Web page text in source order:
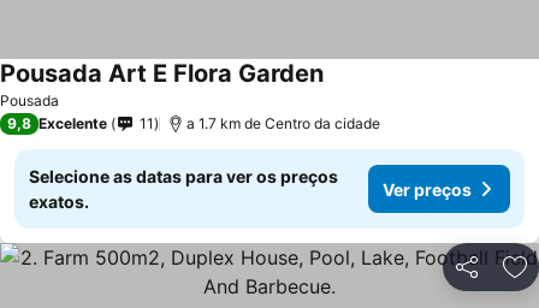
Pousada
Pousada Art E Flora Garden
9,8 Excelente 11 a 1.7 km de Centro da cidade
Selecione as datas para ver os preços
exatos.
Ver preços
Partilhar